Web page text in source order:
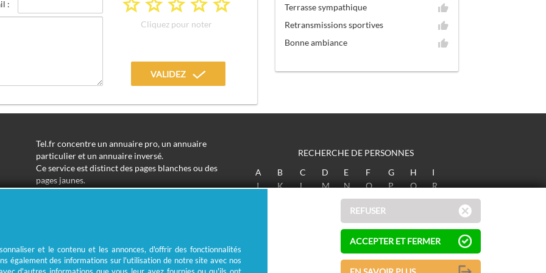
:
Cliquez pour noter
VALIDEZ
Terrasse sympathique
Retransmissions sportives
Bonne ambiance
Tel.fr concentre un annuaire pro, un annuaire
particulier et un annuaire inversé.
Ce service est distinct des pages blanches ou des
pages jaunes.
Les informations utilisées peuvent donc varier en
nom ou un métier.
Enfin, l'annuaire inversé permet de trouver l'identité
RECHERCHE DE PERSONNES
A
B C D E F G H
I
J
K L M N O P Q
R
W X Y Z
et le contenu et les annonces, d'offrir des fonctionnalités
également des informations sur l'utilisation de notre site avec nos
REFUSER
ACCEPTER ET FERMER